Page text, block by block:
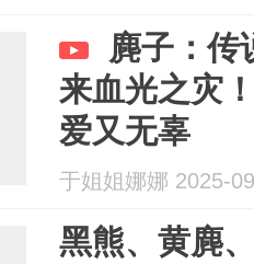
麂子：传
来血光之灾
爱又无辜
于姐姐娜娜 2025-
黑熊、黄麂